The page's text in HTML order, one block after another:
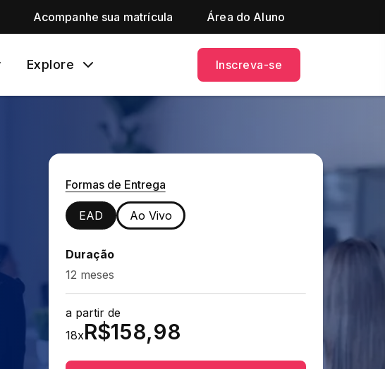
Acompanhe sua matrícula Área do Aluno
Explore Inscreva-se
Formas de Entrega
EAD Ao Vivo
Duração
12 meses
a partir de
18xR$158,98